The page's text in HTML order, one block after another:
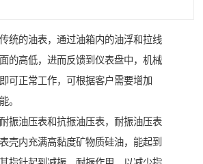
统的油表，通过油箱内的油浮和拉线
的高低，进而反馈到仪表盘中，机械
可正常工作，可根据客户需要增加
。
振油压表和抗振油压表，耐振油压表
壳内充满高黏度矿物质硅油，能起到